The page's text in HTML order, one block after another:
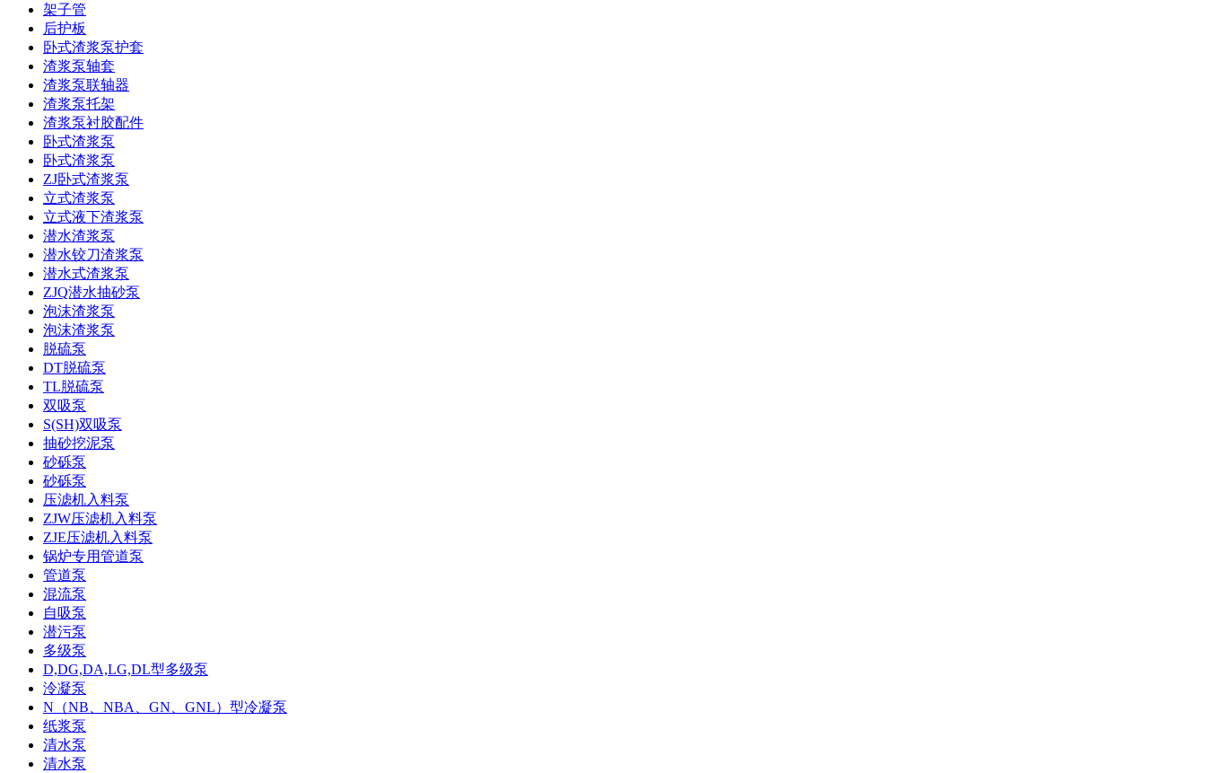
架子管
后护板
卧式渣浆泵护套
渣浆泵轴套
渣浆泵联轴器
渣浆泵托架
渣浆泵衬胶配件
卧式渣浆泵
卧式渣浆泵
ZJ卧式渣浆泵
立式渣浆泵
立式液下渣浆泵
潜水渣浆泵
潜水铰刀渣浆泵
潜水式渣浆泵
ZJQ潜水抽砂泵
泡沫渣浆泵
泡沫渣浆泵
脱硫泵
DT脱硫泵
TL脱硫泵
双吸泵
S(SH)双吸泵
抽砂挖泥泵
砂砾泵
砂砾泵
压滤机入料泵
ZJW压滤机入料泵
ZJE压滤机入料泵
锅炉专用管道泵
管道泵
混流泵
自吸泵
潜污泵
多级泵
D,DG,DA,LG,DL型多级泵
泠凝泵
N（NB、NBA、GN、GNL）型冷凝泵
纸浆泵
清水泵
清水泵